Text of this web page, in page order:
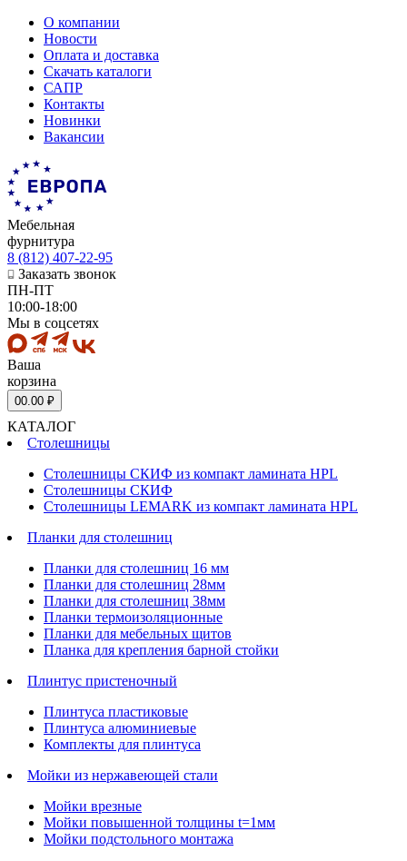
О компании
Новости
Оплата и доставка
Скачать каталоги
САПР
Контакты
Новинки
Вакансии
Мебельная
фурнитура
8 (812) 407-22-95
Заказать звонок
ПН-ПТ
10:00-18:00
Мы в соцсетях
Ваша
корзина
00.00 ₽
КАТАЛОГ
Столешницы
Столешницы СКИФ из компакт ламината HPL
Столешницы СКИФ
Столешницы LEMARK из компакт ламината HPL
Планки для столешниц
Планки для столешниц 16 мм
Планки для столешниц 28мм
Планки для столешниц 38мм
Планки термоизоляционные
Планки для мебельных щитов
Планка для крепления барной стойки
Плинтус пристеночный
Плинтуса пластиковые
Плинтуса алюминиевые
Комплекты для плинтуса
Мойки из нержавеющей стали
Мойки врезные
Мойки повышенной толщины t=1мм
Мойки подстольного монтажа